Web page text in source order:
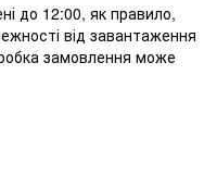
до 12:00, як правило,
від завантаження
замовлення може